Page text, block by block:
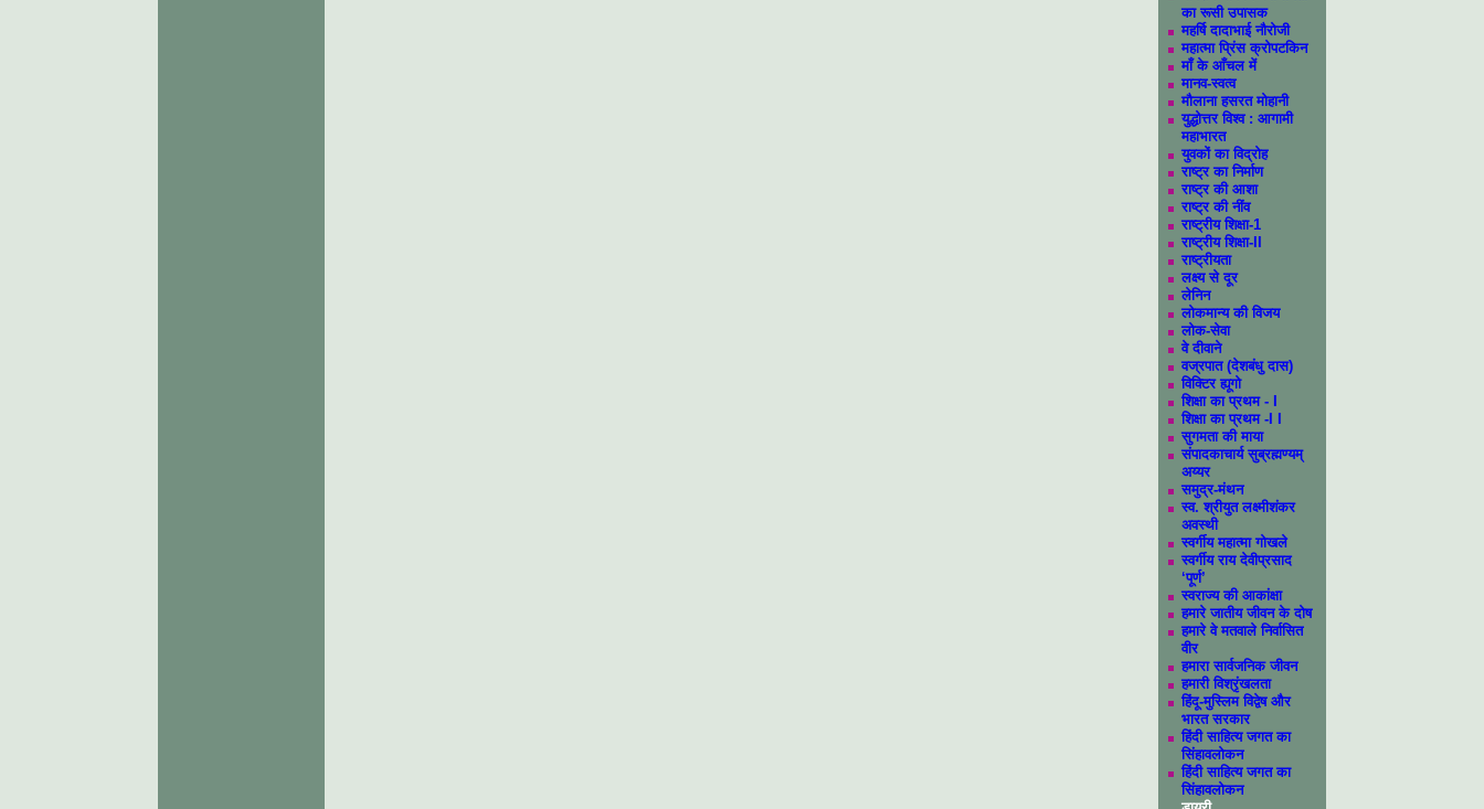
का रूसी उपासक
महर्षि दादाभाई नौरोजी
महात्मा प्रिंस क्रोपटकिन
माँ के आँचल में
मानव-स्वत्व
मौलाना हसरत मोहानी
युद्धोत्तर विश्व : आगामी
महाभारत
युवकों का विद्रोह
राष्ट्र का निर्माण
राष्ट्र की आशा
राष्ट्र की नींव
राष्ट्रीय शिक्षा-1
राष्ट्रीय शिक्षा-II
राष्ट्रीयता
लक्ष्य से दूर
लेनिन
लोकमान्य‍ की विजय
लोक-सेवा
वे दीवाने
वज्रपात (देशबंधु दास)
विक्टिर ह्यूगो
शिक्षा का प्रथम - I
शिक्षा का प्रथम -I I
सुगमता की माया
संपादकाचार्य सुब्रह्मण्यम्
अय्यर
समुद्र-मंथन
स्व. श्रीयुत लक्ष्मीशंकर
अवस्थी
स्वर्गीय महात्मा गोखले
स्वर्गीय राय देवीप्रसाद
‘पूर्ण’
स्वराज्य की आकांक्षा
हमारे जातीय जीवन के दोष
हमारे वे मतवाले निर्वासित
वीर
हमारा सार्वजनिक जीवन
हमारी विश्रृंखलता
हिंदू-मुस्लिम विद्वेष और
भारत सरकार
हिंदी साहित्य जगत का
सिंहावलोकन
हिंदी साहित्य जगत का
सिंहावलोकन